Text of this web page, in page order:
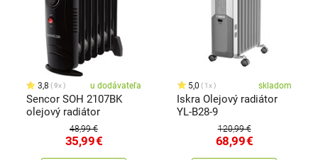
3,8 9x u dodávateľa
Sencor SOH 2107BK
olejový radiátor
48,99 €
35,99€
5,0 1x skladom
Iskra Olejový radiátor
YL-B28-9
120,99 €
68,99€